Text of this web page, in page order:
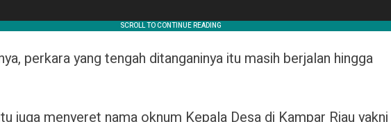
perkara yang tengah ditanganinya itu masih berjalan hingga
juga menyeret nama oknum Kepala Desa di Kampar Riau yakni